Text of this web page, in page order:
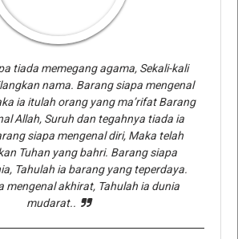
tiada memegang agama, Sekali-kali
nama. Barang siapa mengenal
ia itulah orang yang ma’rifat Barang
Allah, Suruh dan tegahnya tiada ia
siapa mengenal diri, Maka telah
Tuhan yang bahri. Barang siapa
Tahulah ia barang yang teperdaya.
mengenal akhirat, Tahulah ia dunia
mudarat..